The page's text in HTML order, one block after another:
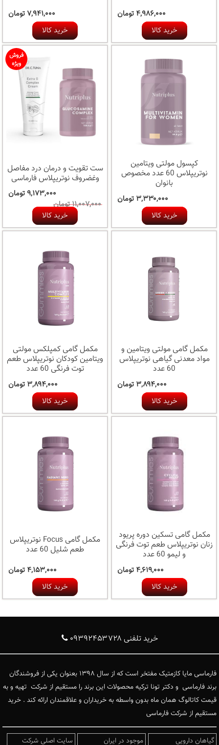
۴,۹۸۶,۰۰۰ تومان
خرید کالا
۷,۹۴۱,۰۰۰ تومان
خرید کالا
کپسول مولتی ویتامین
نوتریپلاس 60 عدد مخصوص
بانوان
۳,۳۳۰,۰۰۰ تومان
خرید کالا
فروش
ویژه
ست تقویت و درمان درد مفاصل
وغضروف نوتریپلاس فارماسی
۹,۱۷۳,۰۰۰ تومان
۱۱,۰۰۷,۰۰۰ تومان
خرید کالا
مکمل گامی مولتی ویتامین و
مواد معدنی گیاهی نوتریپلاس
60 عدد
۳,۸۹۴,۰۰۰ تومان
خرید کالا
مکمل گامی کمپلکس مولتی
ویتامین کودکان نوتریپلاس طعم
توت فرنگی 60 عدد
۳,۸۹۴,۰۰۰ تومان
خرید کالا
مکمل گامی تسکین دوره پریود
زنان نوتریپلاس طعم توت فرنگی
و لیمو 60 عدد
۴,۶۱۹,۰۰۰ تومان
خرید کالا
مکمل گامی Focus نوتریپلاس
طعم شلیل 60 عدد
۴,۱۵۳,۰۰۰ تومان
خرید کالا
خرید تلفنی ۰۹۳۹۲۴۵۳۷۲۸
فارماسی مایا کازمتیک مفتخر است که از سال ۱۳۹۸ بعنوان یکی از فروشندگان
برند فارماسی و دکتر تونا ترکیه محصولات این برند را مستقیم از شرکت تهیه و به
قیمت کاتالوگ همان ماه بدون واسطه به خریداران و علاقمندان ارائه کند . خرید
مستقیم از شرکت فارماسی
گیاهان دارویی موجود در ایران سایت اصلی شرکت